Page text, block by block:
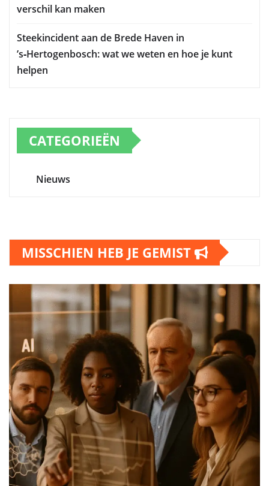
verschil kan maken
Steekincident aan de Brede Haven in
’s‑Hertogenbosch: wat we weten en hoe je kunt
helpen
CATEGORIEËN
Nieuws
MISSCHIEN HEB JE GEMIST